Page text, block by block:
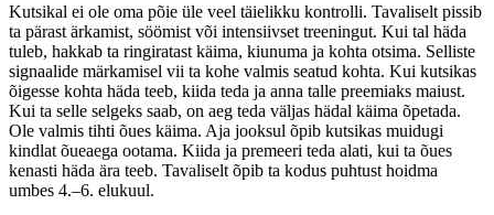
Kutsikal ei ole oma põie üle veel täielikku kontrolli. Tavaliselt pissib
ta pärast ärkamist, söömist või intensiivset treeningut. Kui tal häda
tuleb, hakkab ta ringiratast käima, kiunuma ja kohta otsima. Selliste
signaalide märkamisel vii ta kohe valmis seatud kohta. Kui kutsikas
õigesse kohta häda teeb, kiida teda ja anna talle preemiaks maiust.
Kui ta selle selgeks saab, on aeg teda väljas hädal käima õpetada.
Ole valmis tihti õues käima. Aja jooksul õpib kutsikas muidugi
kindlat õueaega ootama. Kiida ja premeeri teda alati, kui ta õues
kenasti häda ära teeb. Tavaliselt õpib ta kodus puhtust hoidma
umbes 4.–6. elukuul.